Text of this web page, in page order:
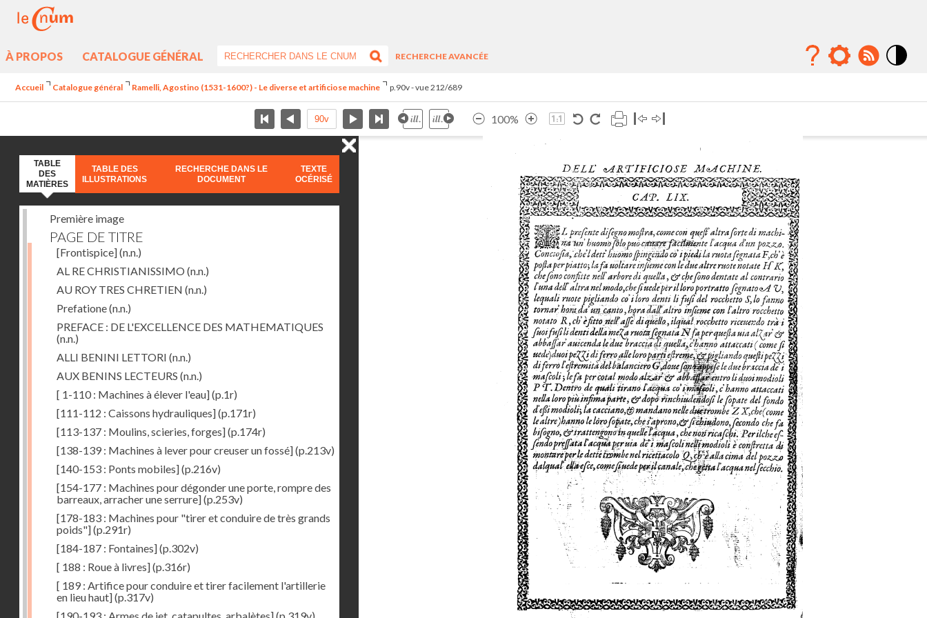
À PROPOS CATALOGUE GÉNÉRAL
RECHERCHE AVANCÉE
Accueil Catalogue général Ramelli, Agostino (1531-1600?) - Le diverse et artificiose machine p.90v - vue 212/689
100%
TABLE
DES
MATIÈRES
TABLE DES
ILLUSTRATIONS
RECHERCHE DANS LE
DOCUMENT
TEXTE
OCÉRISÉ
Première image
PAGE DE TITRE
[Frontispice](n.n.)
AL RE CHRISTIANISSIMO (n.n.)
AU ROY TRES CHRETIEN (n.n.)
Prefatione(n.n.)
PREFACE : DE L'EXCELLENCE DES MATHEMATIQUES
(n.n.)
ALLI BENINI LETTORI (n.n.)
AUX BENINS LECTEURS (n.n.)
[ 1-110 : Machines à élever l'eau](p.1r)
[111-112 : Caissons hydrauliques](p.171r)
[113-137 : Moulins, scieries, forges](p.174r)
[138-139 : Machines à lever pour creuser un fossé](p.213v)
[140-153 : Ponts mobiles](p.216v)
[154-177 : Machines pour dégonder une porte, rompre des
barreaux, arracher une serrure](p.253v)
[178-183 : Machines pour "tirer et conduire de très grands
poids"](p.291r)
[184-187 : Fontaines](p.302v)
[ 188 : Roue à livres](p.316r)
[ 189 : Artifice pour conduire et tirer facilement l'artillerie
en lieu haut](p.317v)